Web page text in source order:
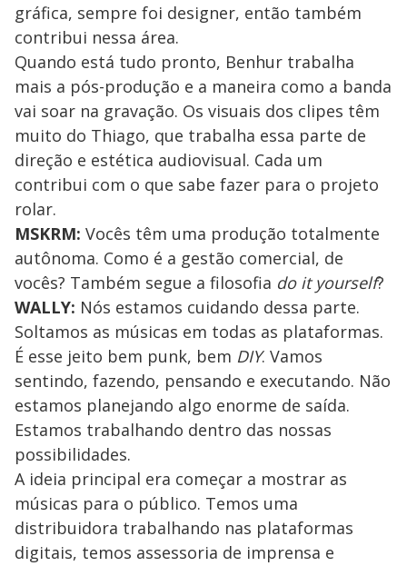
gráfica, sempre foi designer, então também
contribui nessa área.
Quando está tudo pronto, Benhur trabalha
mais a pós-produção e a maneira como a banda
vai soar na gravação. Os visuais dos clipes têm
muito do Thiago, que trabalha essa parte de
direção e estética audiovisual. Cada um
contribui com o que sabe fazer para o projeto
rolar.
MSKRM: Vocês têm uma produção totalmente
autônoma. Como é a gestão comercial, de
vocês? Também segue a filosofia do it yourself?
WALLY: Nós estamos cuidando dessa parte.
Soltamos as músicas em todas as plataformas.
É esse jeito bem punk, bem DIY. Vamos
sentindo, fazendo, pensando e executando. Não
estamos planejando algo enorme de saída.
Estamos trabalhando dentro das nossas
possibilidades.
A ideia principal era começar a mostrar as
músicas para o público. Temos uma
distribuidora trabalhando nas plataformas
digitais, temos assessoria de imprensa e